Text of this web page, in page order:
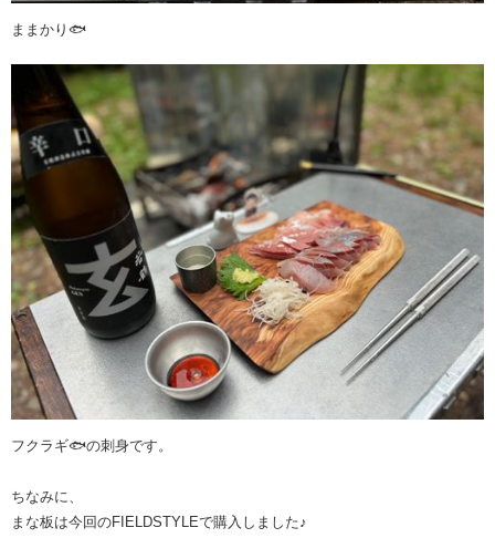
ままかり🐟
フクラギ🐟の刺身です。
ちなみに、
まな板は今回のFIELDSTYLEで購入しました♪